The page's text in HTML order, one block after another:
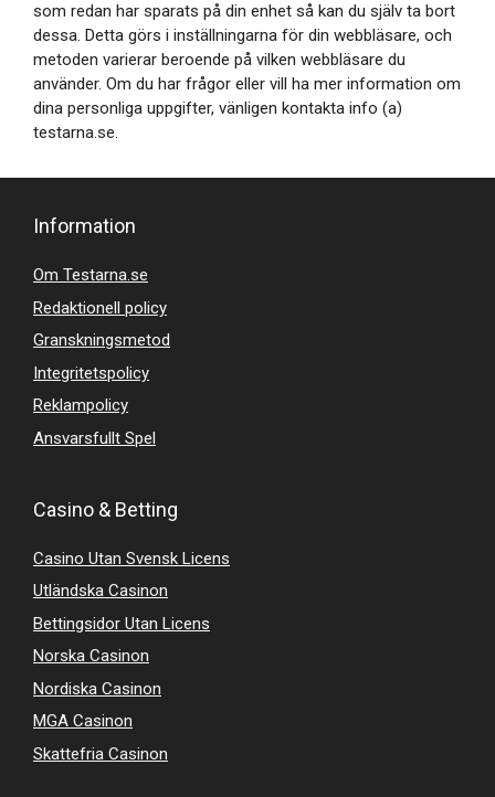
som redan har sparats på din enhet så kan du själv ta bort
dessa. Detta görs i inställningarna för din webbläsare, och
metoden varierar beroende på vilken webbläsare du
använder. Om du har frågor eller vill ha mer information om
dina personliga uppgifter, vänligen kontakta info (a)
testarna.se.
Information
Om Testarna.se
Redaktionell policy
Granskningsmetod
Integritetspolicy
Reklampolicy
Ansvarsfullt Spel
Casino & Betting
Casino Utan Svensk Licens
Utländska Casinon
Bettingsidor Utan Licens
Norska Casinon
Nordiska Casinon
MGA Casinon
Skattefria Casinon